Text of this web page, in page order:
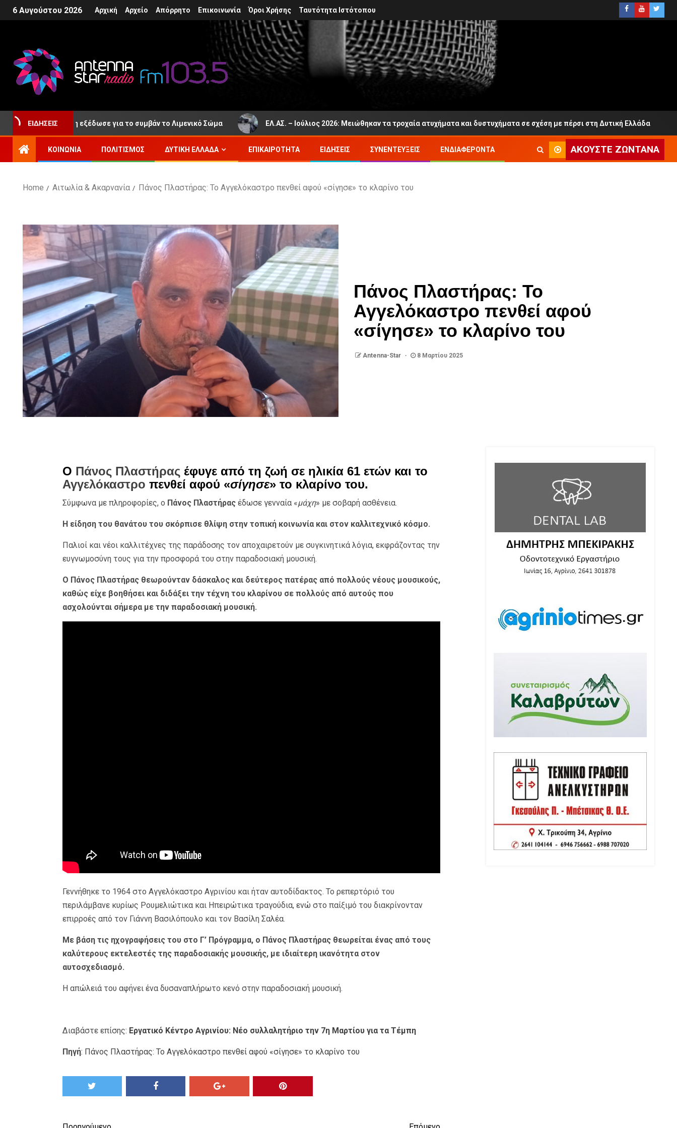
6 Αυγούστου 2026 Αρχική Αρχείο Απόρρητο Επικοινωνία Όροι Χρήσης Ταυτότητα Ιστότοπου
ΕΙΔΉΣΕΙΣεξέδωσε για το συμβάν το Λιμενικό Σώμα ΕΛ.ΑΣ. – Ιούλιος 2026: Μειώθηκαν τα τροχαία ατυχήματα και δυστυχήματα σε σχέση με πέρσι στη Δυτική Ελλάδα
ΚΟΙΝΩΝΊΑ ΠΟΛΙΤΙΣΜΌΣ ΔΥΤΙΚΉ ΕΛΛΆΔΑ ΕΠΙΚΑΙΡΌΤΗΤΑ ΕΙΔΉΣΕΙΣ ΣΥΝΕΝΤΕΎΞΕΙΣ ΕΝΔΙΑΦΈΡΟΝΤΑ ΑΚΟΎΣΤΕ ΖΩΝΤΑΝΆ
Home Αιτωλία & Ακαρνανία Πάνος Πλαστήρας: Το Αγγελόκαστρο πενθεί αφού «σίγησε» το κλαρίνο του
Πάνος Πλαστήρας: Το
Αγγελόκαστρο πενθεί αφού
«σίγησε» το κλαρίνο του
Antenna-Star 8 Μαρτίου 2025
Ο Πάνος Πλαστήραςέφυγε από τη ζωή σε ηλικία 61 ετών και το
Αγγελόκαστρο πενθεί αφού «σίγησε» το κλαρίνο του.
Σύμφωνα με πληροφορίες, ο Πάνος Πλαστήραςέδωσε γενναία «μάχη» με σοβαρή ασθένεια.
Η είδηση του θανάτου του σκόρπισε θλίψη στην τοπική κοινωνία και στον καλλιτεχνικό κόσμο.
Παλιοί και νέοι καλλιτέχνες της παράδοσης τον αποχαιρετούν με συγκινητικά λόγια, εκφράζοντας την
ευγνωμοσύνη τους για την προσφορά του στην παραδοσιακή μουσική.
Ο Πάνος Πλαστήρας θεωρούνταν δάσκαλος και δεύτερος πατέρας από πολλούς νέους μουσικούς,
καθώς είχε βοηθήσει και διδάξει την τέχνη του κλαρίνου σε πολλούς από αυτούς που
ασχολούνται σήμερα με την παραδοσιακή μουσική.
Γεννήθηκε το 1964 στο Αγγελόκαστρο Αγρινίου και ήταν αυτοδίδακτος. Το ρεπερτόριό του
περιλάμβανε κυρίως Ρουμελιώτικα και Ηπειρώτικα τραγούδια, ενώ στο παίξιμό του διακρίνονταν
επιρροές από τον Γιάννη Βασιλόπουλο και τον Βασίλη Σαλέα.
Με βάση τις ηχογραφήσεις του στο Γ’ Πρόγραμμα, ο Πάνος Πλαστήρας θεωρείται ένας από τους
καλύτερους εκτελεστές της παραδοσιακής μουσικής, με ιδιαίτερη ικανότητα στον
αυτοσχεδιασμό.
Η απώλειά του αφήνει ένα δυσαναπλήρωτο κενό στην παραδοσιακή μουσική.
Διαβάστε επίσης: Εργατικό Κέντρο Αγρινίου: Νέο συλλαλητήριο την 7η Μαρτίου για τα Τέμπη
Πηγή: Πάνος Πλαστήρας: Το Αγγελόκαστρο πενθεί αφού «σίγησε» το κλαρίνο του